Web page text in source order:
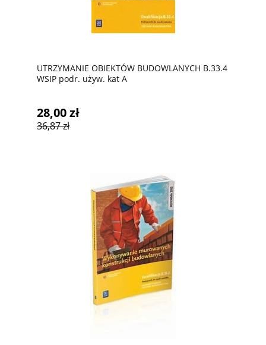
UTRZYMANIE OBIEKTÓW BUDOWLANYCH B.33.4
WSIP podr. używ. kat A
28,00 zł
36,87 zł